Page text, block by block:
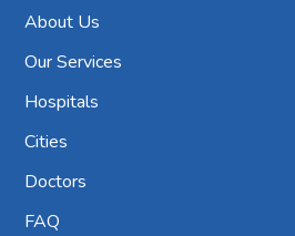
About Us
Our Services
Hospitals
Cities
Doctors
FAQ